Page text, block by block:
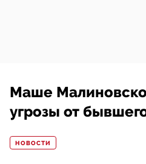
Маше
угрозы от
НОВОСТИ